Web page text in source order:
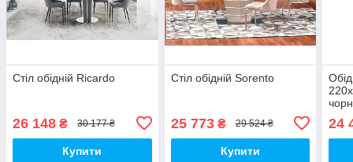
Стіл обідній Ricardo
26 148 ₴ 30 177 ₴
Купити
Стіл обідній Sorento
25 773₴ 29 524 ₴
Купити
24